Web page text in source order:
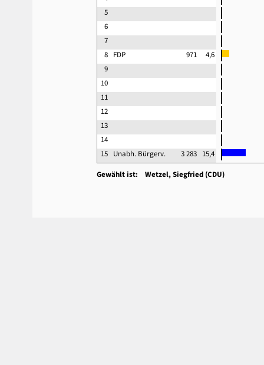
5
6
7
8 FDP 971
4,6
9
10
11
12
13
14
15 Unabh. Bürgerv. 3 283 15,4
Gewählt ist: Wetzel, Siegfried (CDU)